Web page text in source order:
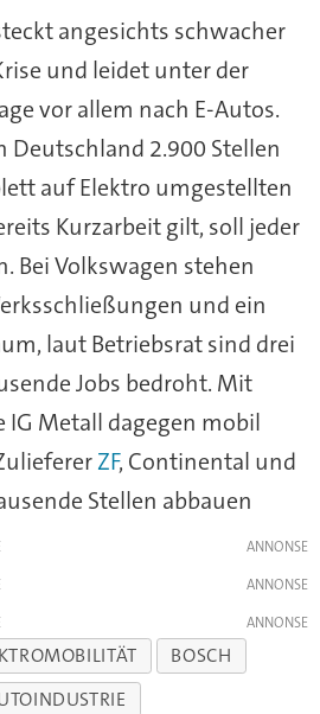
angesichts schwacher
und leidet unter der
vor allem nach E-Autos.
Deutschland 2.900 Stellen
auf Elektro umgestellten
Kurzarbeit gilt, soll jeder
Bei Volkswagen stehen
und ein
laut Betriebsrat sind drei
Jobs bedroht. Mit
Metall dagegen mobil
ZF, Continental und
Stellen abbauen
BOSCH